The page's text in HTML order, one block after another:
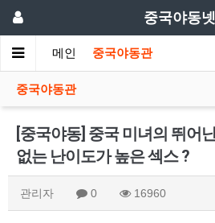
중국야동넷
메인 중국야동관
중국야동관
[중국야동] 중국 미녀의 뛰어
없는 난이도가 높은 섹스 ?
관리자 0 16960